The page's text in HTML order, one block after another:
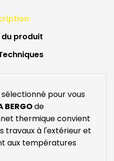
produit
pour vous
BERGOde
thermique convient
travaux à l'extérieur et
aux températures